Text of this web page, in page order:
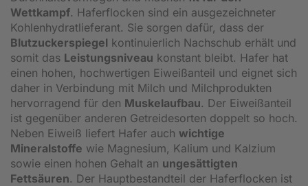
Wettkampf. Haferflocken sind ein ausgezeichneter
Kohlenhydratlieferant. Sie sorgen dafür, dass der
Blutzuckerspiegel kontinuierlich Nachschub erhält und
somit das Leistungsniveau konstant bleibt. Hafer hat
einen hohen, hochwertigen Eiweißanteil und eignet sich
daher in Verbindung mit Milch und Milchprodukten
hervorragend für den Muskelaufbau. Der Eiweißanteil
ist gegenüber anderen Getreidesorten doppelt so hoch.
Neben Eiweiß liefert Hafer auch wichtige
Mineralstoffe wie Magnesium, Kalium und Kalzium
sowie einen hohen Gehalt an ungesättigten
Fettsäuren. Der Hauptbestandteil der Haferflocken ist